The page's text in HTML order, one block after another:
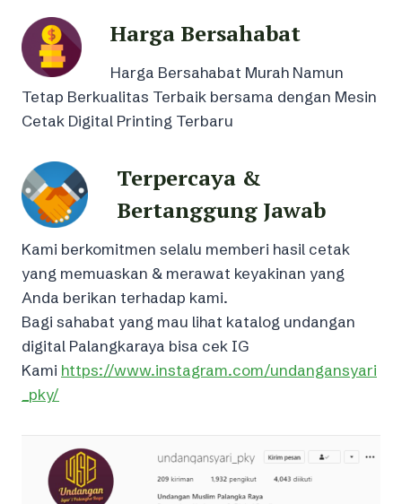
Harga Bersahabat
Harga Bersahabat Murah Namun
Tetap Berkualitas Terbaik bersama dengan Mesin
Cetak Digital Printing Terbaru
Terpercaya &
Bertanggung Jawab
Kami berkomitmen selalu memberi hasil cetak
yang memuaskan & merawat keyakinan yang
Anda berikan terhadap kami.
Bagi sahabat yang mau lihat katalog undangan
digital Palangkaraya bisa cek IG
Kami https://www.instagram.com/undangansyari
_pky/